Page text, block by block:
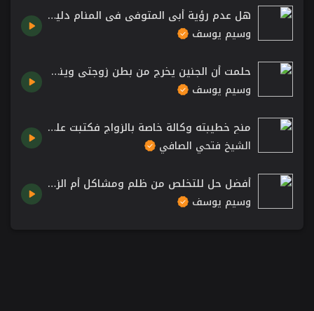
هل عدم رؤية أبي المتوفى في المنام دليل على غضبه عني؟! الشيخ د. وسيم يوسف
وسيم يوسف
حلمت أن الجنين يخرج من بطن زوجتي وينظر إلي! الشيخ د. وسيم يوسف
وسيم يوسف
منح خطيبته وكالة خاصة بالزواج فكتبت عليه نص كيلوذهب متقدم ونص كيلو متاخر 👌😂اسمع ماذا اجابه الشيخ
الشيخ فتحي الصافي
أفضل حل للتخلص من ظلم ومشاكل أم الزوج (الحماة) .. نصيحة لكل زوجة تعاني من الشيخ د. وسيم يوسف
وسيم يوسف